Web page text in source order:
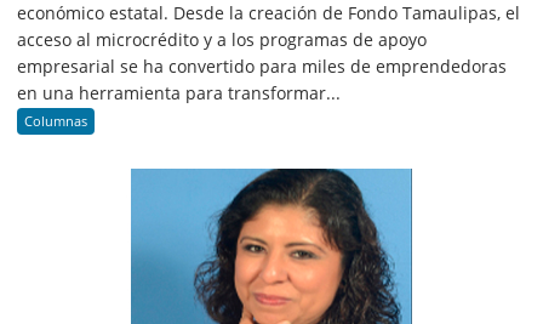
económico estatal. Desde la creación de Fondo Tamaulipas, el
acceso al microcrédito y a los programas de apoyo
empresarial se ha convertido para miles de emprendedoras
en una herramienta para transformar...
Columnas